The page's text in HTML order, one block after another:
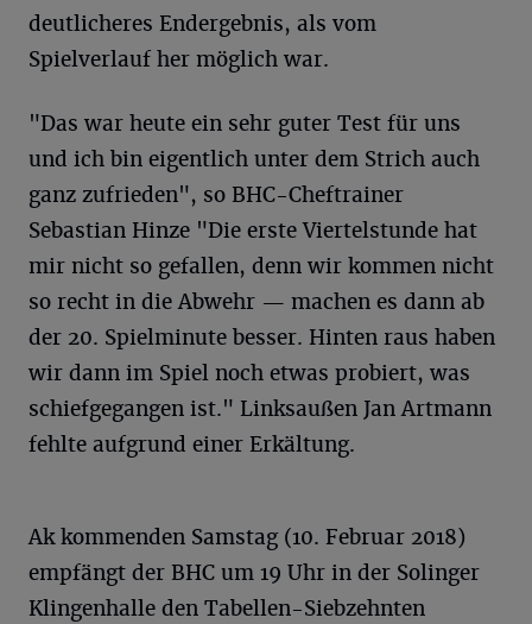
deutlicheres Endergebnis, als vom
Spielverlauf her möglich war.
"Das war heute ein sehr guter Test für uns
und ich bin eigentlich unter dem Strich auch
ganz zufrieden", so BHC-Cheftrainer
Sebastian Hinze "Die erste Viertelstunde hat
mir nicht so gefallen, denn wir kommen nicht
so recht in die Abwehr — machen es dann ab
der 20. Spielminute besser. Hinten raus haben
wir dann im Spiel noch etwas probiert, was
schiefgegangen ist." Linksaußen Jan Artmann
fehlte aufgrund einer Erkältung.
Ak kommenden Samstag (10. Februar 2018)
empfängt der BHC um 19 Uhr in der Solinger
Klingenhalle den Tabellen-Siebzehnten